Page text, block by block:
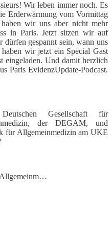
Wir leben immer noch. Es
Erderwärmung vom Vormittag
wir uns aber nicht mehr
in Paris. Jetzt sitzen wir auf
dürfen gespannt sein, wann uns
wir jetzt ein Special Gast
eingeladen. Und damit herzlich
Paris EvidenzUpdate-Podcast.
Gesellschaft für
der DEGAM, und
für Allgemeinmedizin am UKE